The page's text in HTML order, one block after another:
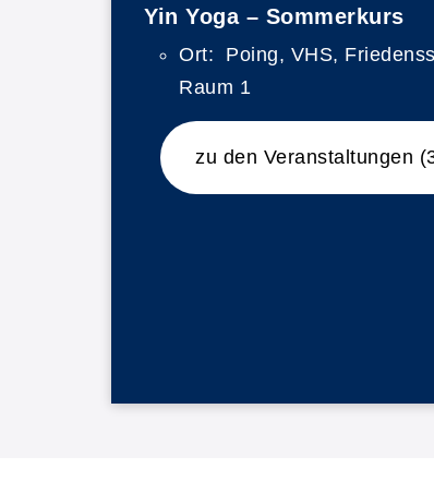
Yin Yoga – Sommerkurs
Ort: Poing, VHS,
Raum 1
zu den Veranstaltungen